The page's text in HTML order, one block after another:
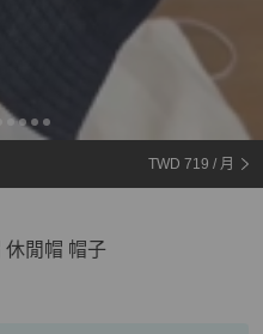
TWD 719 / 月
休閒帽 帽子